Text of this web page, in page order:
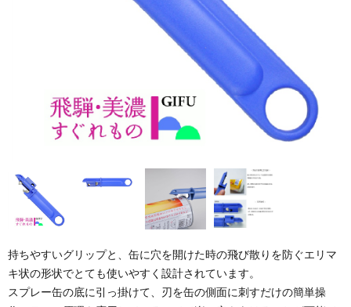
持ちやすいグリップと、缶に穴を開けた時の飛び散りを防ぐエリマ
キ状の形状でとても使いやすく設計されています。
スプレー缶の底に引っ掛けて、刃を缶の側面に刺すだけの簡単操